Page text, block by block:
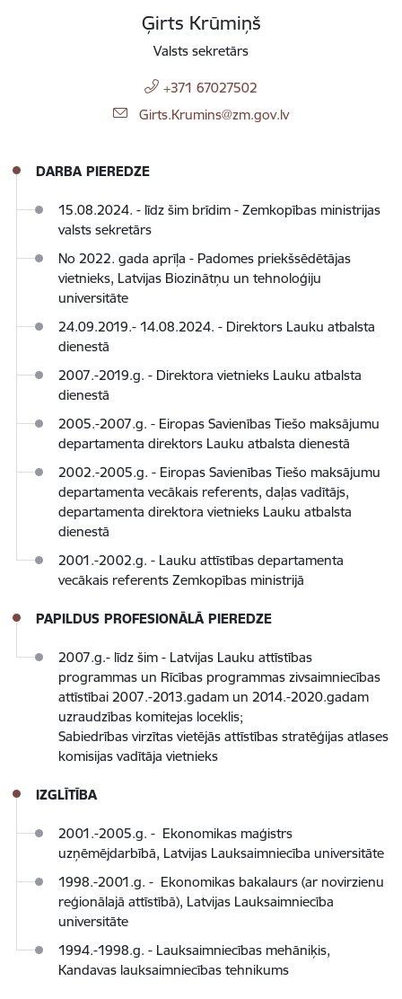
Ģirts Krūmiņš
Valsts sekretārs
+371 67027502
E-pasts:
Girts.Krumins@zm.gov.lv
DARBA PIEREDZE
15.08.2024. - līdz šim brīdim - Zemkopības ministrijas
valsts sekretārs
No 2022. gada aprīļa - Padomes priekšsēdētājas
vietnieks, Latvijas Biozinātņu un tehnoloģiju
universitāte
24.09.2019.- 14.08.2024. - Direktors Lauku atbalsta
dienestā
2007.-2019.g. - Direktora vietnieks Lauku atbalsta
dienestā
2005.-2007.g. - Eiropas Savienības Tiešo maksājumu
departamenta direktors Lauku atbalsta dienestā
2002.-2005.g. - Eiropas Savienības Tiešo maksājumu
departamenta vecākais referents, daļas vadītājs,
departamenta direktora vietnieks Lauku atbalsta
dienestā
2001.-2002.g. - Lauku attīstības departamenta
vecākais referents Zemkopības ministrijā
PAPILDUS PROFESIONĀLĀ PIEREDZE
2007.g.- līdz šim - Latvijas Lauku attīstības
programmas un Rīcības programmas zivsaimniecības
attīstībai 2007.-2013.gadam un 2014.-2020.gadam
uzraudzības komitejas loceklis;
Sabiedrības virzītas vietējās attīstības stratēģijas atlases
komisijas vadītāja vietnieks
IZGLĪTĪBA
2001.-2005.g. - Ekonomikas maģistrs
uzņēmējdarbībā, Latvijas Lauksaimniecība universitāte
1998.-2001.g. - Ekonomikas bakalaurs (ar novirzienu
reģionālajā attīstībā), Latvijas Lauksaimniecība
universitāte
1994.-1998.g. - Lauksaimniecības mehāniķis,
Kandavas lauksaimniecības tehnikums